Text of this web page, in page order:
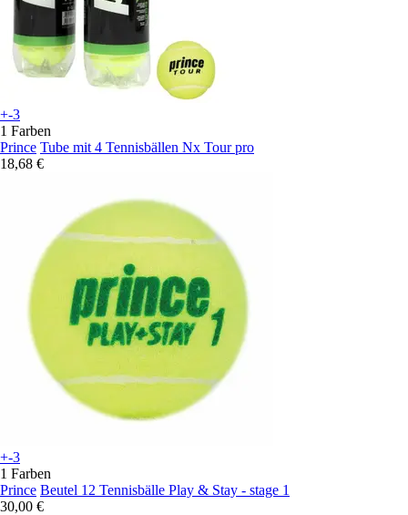
+-3
1 Farben
Prince Tube mit 4 Tennisbällen Nx Tour pro
18,68 €
+-3
1 Farben
Prince Beutel 12 Tennisbälle Play & Stay - stage 1
30,00 €